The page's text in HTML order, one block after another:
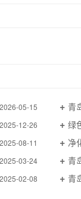
2026-05-15 青
2025-12-26 绿
2025-08-11 净
2025-03-24 青
2025-02-08 青